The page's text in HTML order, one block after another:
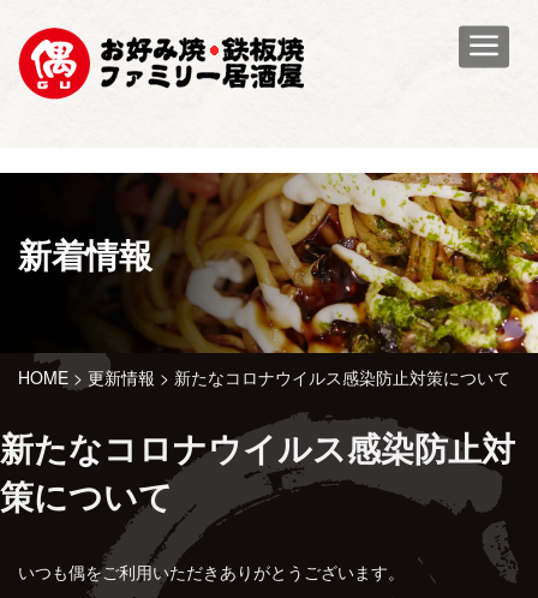
新たなコロナウイルス感染防止
対策について|偶
ホーム
店舗検索
お得情報
求人情報
お問い合せ
新着情報
HOME > 更新情報 > 新たなコロナウイルス感染防止対策について
新たなコロナウイルス感染防止対
策について
いつも偶をご利用いただきありがとうございます。